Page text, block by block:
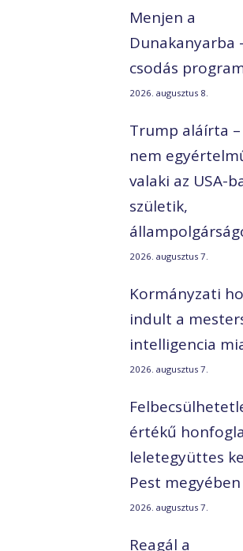
Menjen a
Dunakanyarba
csodás
2026. augusztus 8.
Trump aláírta
nem
valaki az USA-
születik,
2026. augusztus 7.
Kormányzati
indult a
intelligencia
2026. augusztus 7.
értékű
leletegyüttes
Pest megyében
2026. augusztus 7.
Reagál a